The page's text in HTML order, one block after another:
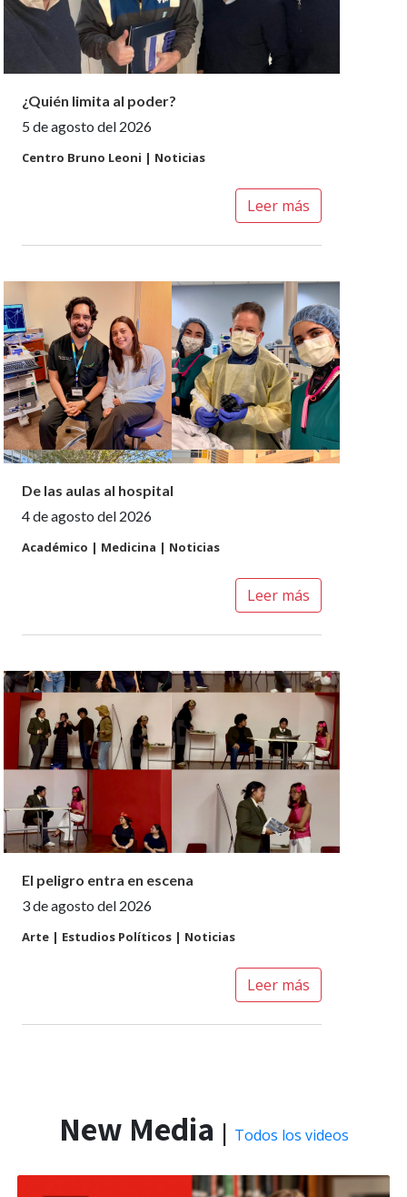
¿Quién limita al poder?
5 de agosto del 2026
Centro Bruno Leoni | Noticias
Leer más
De las aulas al hospital
4 de agosto del 2026
Académico | Medicina | Noticias
Leer más
El peligro entra en escena
3 de agosto del 2026
Arte | Estudios Políticos | Noticias
Leer más
New Media | Todos los videos